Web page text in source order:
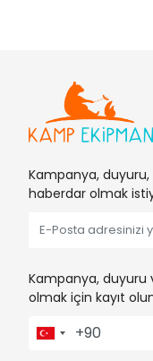
Kampanya,
haberdar olmak
Kampanya, duyuru
olmak için kayıt